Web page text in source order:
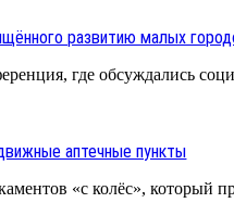
развитию малых
где обсуждались
аптечные пункты
«с колёс», который